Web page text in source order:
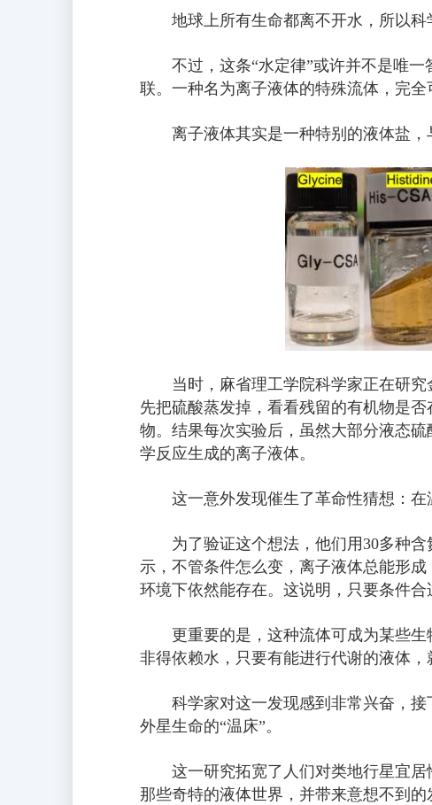
地球上所有生命都离不开水，所以
不过，这条“水定律”或许并不是唯
联。一种名为离子液体的特殊流体，完
离子液体其实是一种特别的液体盐，
当时，麻省理工学院科学家正在研
先把硫酸蒸发掉，看看残留的有机物是
物。结果每次实验后，虽然大部分液态
学反应生成的离子液体。
这一意外发现催生了革命性猜想：
为了验证这个想法，他们用30多种
示，不管条件怎么变，离子液体总能形
环境下依然能存在。这说明，只要条件
更重要的是，这种流体可成为某些
非得依赖水，只要有能进行代谢的液体，
科学家对这一发现感到非常兴奋，
外星生命的“温床”。
这一研究拓宽了人们对类地行星宜
那些奇特的液体世界，并带来意想不到的